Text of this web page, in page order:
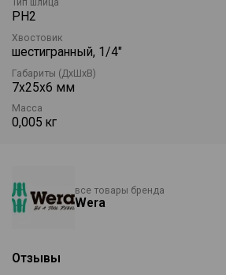
подходит для ручного и
выбор для профессионального
и монтажных работах.
Тип шлица
PH2
Хвостовик
шестигранный, 1/4"
Габариты (ДхШхВ)
7х25х6 мм
Масса
0,005 кг
все товары бренда
Wera
Отзывы